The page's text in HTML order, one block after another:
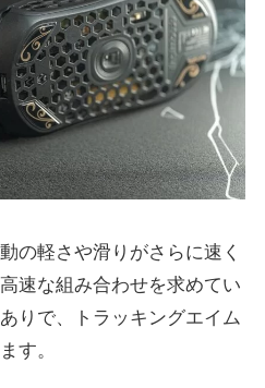
の軽さや滑りがさらに速く
速な組み合わせを求めてい
りで、トラッキングエイム
す。